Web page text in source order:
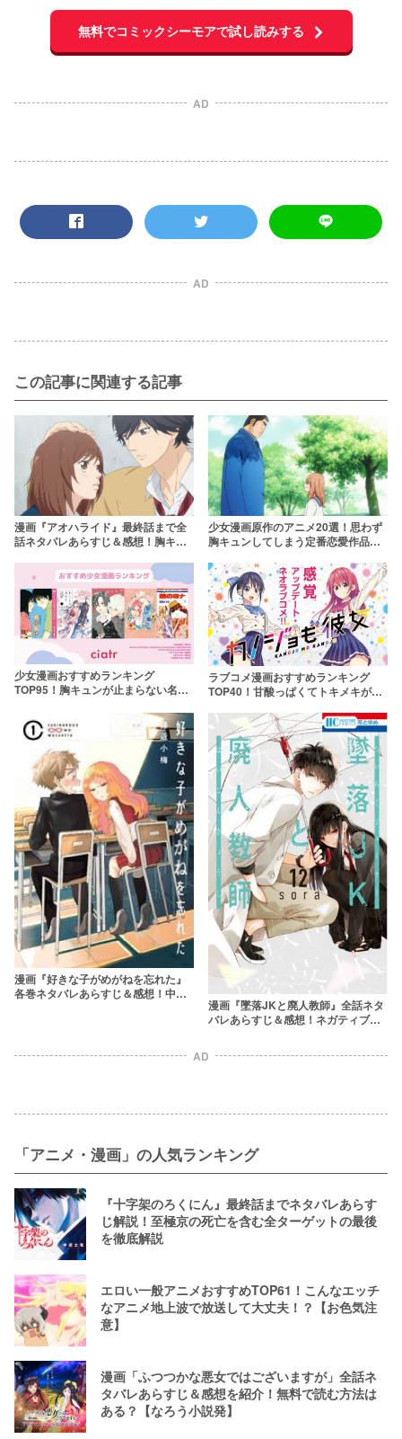
無料でコミックシーモアで試し読みする
AD
AD
この記事に関連する記事
漫画『アオハライド』最終話まで全
話ネタバレあらすじ＆感想！胸キュ
少女漫画原作のアニメ20選！思わず
胸キュンしてしまう定番恋愛作品た
少女漫画おすすめランキング
TOP95！胸キュンが止まらない名作
ラブコメ漫画おすすめランキング
TOP40！甘酸っぱくてトキメキが止
漫画『好きな子がめがねを忘れた』
各巻ネタバレあらすじ＆感想！中学
漫画『墜落JKと廃人教師』全話ネタ
バレあらすじ＆感想！ネガティブ
AD
「アニメ・漫画」の人気ランキング
『十字架のろくにん』最終話までネタバレあらす
じ解説！至極京の死亡を含む全ターゲットの最後
を徹底解説
エロい一般アニメおすすめTOP61！こんなエッチ
なアニメ地上波で放送して大丈夫！？【お色気注
意】
漫画「ふつつかな悪女ではございますが」全話ネ
タバレあらすじ＆感想を紹介！無料で読む方法は
ある？【なろう小説発】